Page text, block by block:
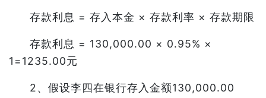
存款利息 = 存入本金 × 存款利率 × 存款期限
存款利息 = 130,000.00 × 0.95% ×
1=1235.00元
2、假设李四在银行存入金额130,000.00